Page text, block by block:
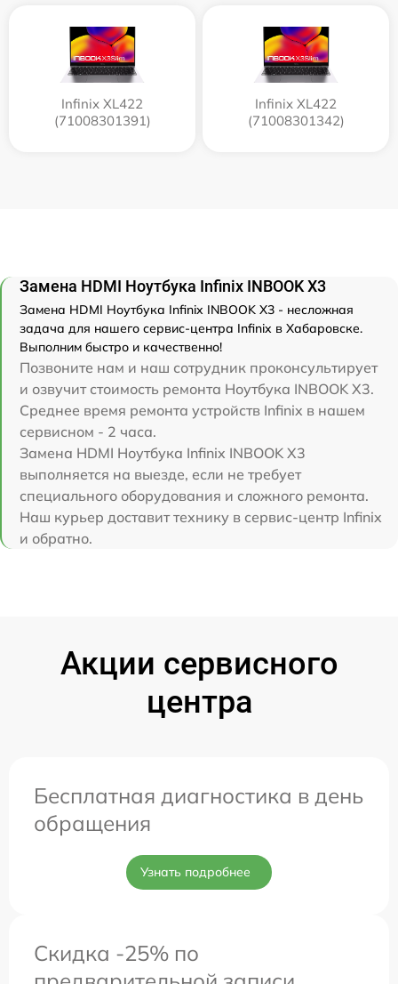
Infinix XL422
(71008301391)
Infinix XL422
(71008301342)
Замена HDMI Ноутбука Infinix INBOOK X3
Замена HDMI Ноутбука Infinix INBOOK X3 - несложная
задача для нашего сервис-центра Infinix в Хабаровске.
Выполним быстро и качественно!
Позвоните нам и наш сотрудник проконсультирует
и озвучит стоимость ремонта Ноутбука INBOOK X3.
Среднее время ремонта устройств Infinix в нашем
сервисном - 2 часа.
Замена HDMI Ноутбука Infinix INBOOK X3
выполняется на выезде, если не требует
специального оборудования и сложного ремонта.
Наш курьер доставит технику в сервис-центр Infinix
и обратно.
Акции сервисного
центра
Бесплатная диагностика в день
обращения
Узнать подробнее
Скидка -25% по